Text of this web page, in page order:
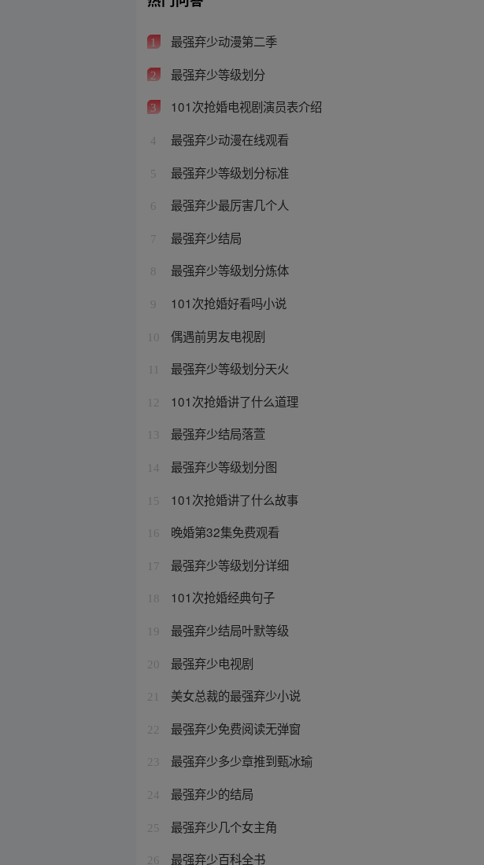
1 最强弃少动漫第二季
2 最强弃少等级划分
3 101次抢婚电视剧演员表介绍
4 最强弃少动漫在线观看
5 最强弃少等级划分标准
6 最强弃少最厉害几个人
7 最强弃少结局
8 最强弃少等级划分炼体
9 101次抢婚好看吗小说
10 偶遇前男友电视剧
最强弃少等级划分天火
12 101次抢婚讲了什么道理
13 最强弃少结局落萱
14 最强弃少等级划分图
15 101次抢婚讲了什么故事
16 晚婚第32集免费观看
17 最强弃少等级划分详细
18 101次抢婚经典句子
19 最强弃少结局叶默等级
20 最强弃少电视剧
21 美女总裁的最强弃少小说
22 最强弃少免费阅读无弹窗
23 最强弃少多少章推到甄冰瑜
24 最强弃少的结局
25 最强弃少几个女主角
26 最强弃少百科全书